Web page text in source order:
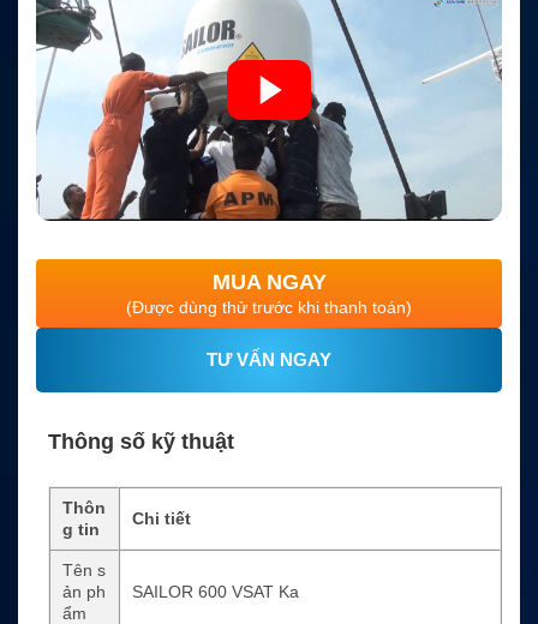
MUA NGAY
(Được dùng thử trước khi thanh toán)
TƯ VẤN NGAY
Thông số kỹ thuật
Thôn
g tin
Chi tiết
Tên s
ản ph
ẩm
SAILOR 600 VSAT Ka